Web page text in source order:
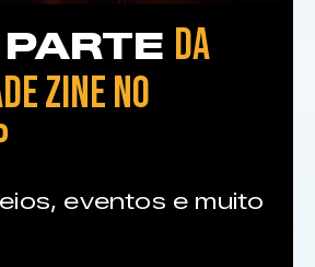
DA
ZINE NO
eventos e muito